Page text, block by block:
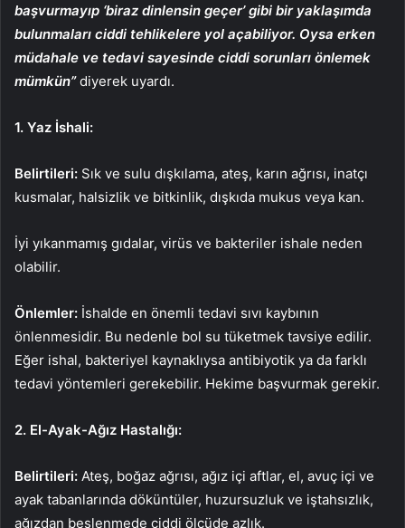
başvurmayıp ‘biraz dinlensin geçer’ gibi bir yaklaşımda
bulunmaları ciddi tehlikelere yol açabiliyor. Oysa erken
müdahale ve tedavi sayesinde ciddi sorunları önlemek
mümkün”diyerek uyardı.
1. Yaz İshali:
Belirtileri: Sık ve sulu dışkılama, ateş, karın ağrısı, inatçı
kusmalar, halsizlik ve bitkinlik, dışkıda mukus veya kan.
İyi yıkanmamış gıdalar, virüs ve bakteriler ishale neden
olabilir.
Önlemler: İshalde en önemli tedavi sıvı kaybının
önlenmesidir. Bu nedenle bol su tüketmek tavsiye edilir.
Eğer ishal, bakteriyel kaynaklıysa antibiyotik ya da farklı
tedavi yöntemleri gerekebilir. Hekime başvurmak gerekir.
2. El-Ayak-Ağız Hastalığı:
Belirtileri: Ateş, boğaz ağrısı, ağız içi aftlar, el, avuç içi ve
ayak tabanlarında döküntüler, huzursuzluk ve iştahsızlık,
ağızdan beslenmede ciddi ölçüde azlık.